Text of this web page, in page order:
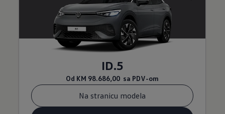
ID.5
Od KM 98.686,00 sa PDV-om
Na stranicu modela